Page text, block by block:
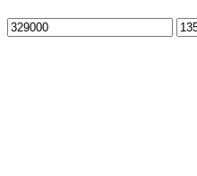
Giá
tối
Giá
tối